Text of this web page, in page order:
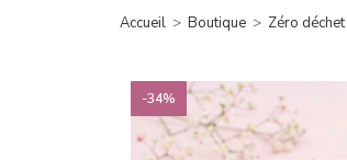
Accueil > Boutique > Zéro déchet
-34%